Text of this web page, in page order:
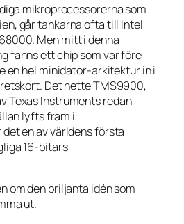
mikroprocessorerna som
går tankarna ofta till Intel
Men mitt i denna
fanns ett chip som var före
en hel minidator-arkitektur in i
Det hette TMS9900,
Texas Instruments redan
lyfts fram i
en av världens första
16-bitars
om den briljanta idén som
ut.